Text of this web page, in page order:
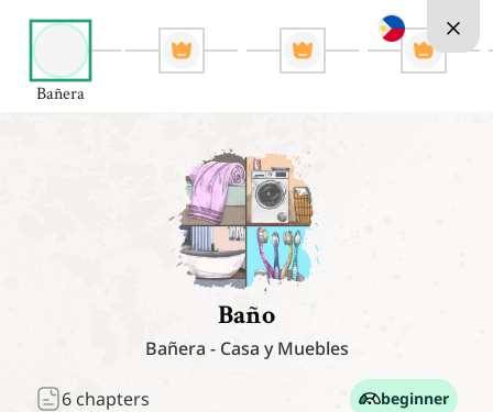
Bañera
Baño
Bañera - Casa y Muebles
6 chapters beginner